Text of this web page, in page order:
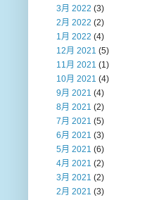
3月 2022 (3)
2月 2022 (2)
1月 2022 (4)
12月 2021 (5)
11月 2021 (1)
10月 2021 (4)
9月 2021 (4)
8月 2021 (2)
7月 2021 (5)
6月 2021 (3)
5月 2021 (6)
4月 2021 (2)
3月 2021 (2)
2月 2021 (3)